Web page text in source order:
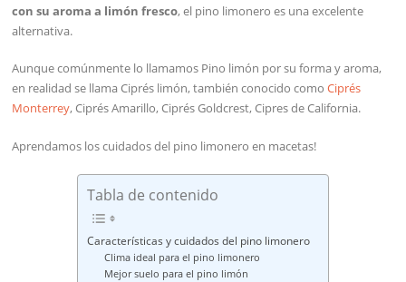
con su aroma a limón fresco, el pino limonero es una excelente
alternativa.
Aunque comúnmente lo llamamos Pino limón por su forma y aroma,
en realidad se llama Ciprés limón, también conocido comoCiprés
Monterrey, Ciprés Amarillo, Ciprés Goldcrest, Cipres de California.
Aprendamos los cuidados del pino limonero en macetas!
Tabla de contenido
Características y cuidados del pino limonero
Clima ideal para el pino limonero
Mejor suelo para el pino limón